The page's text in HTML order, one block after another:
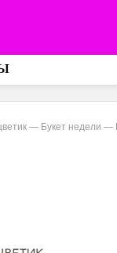
— Букет недели —